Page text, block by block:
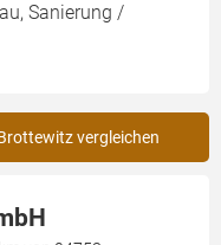
Sanierung /
vergleichen